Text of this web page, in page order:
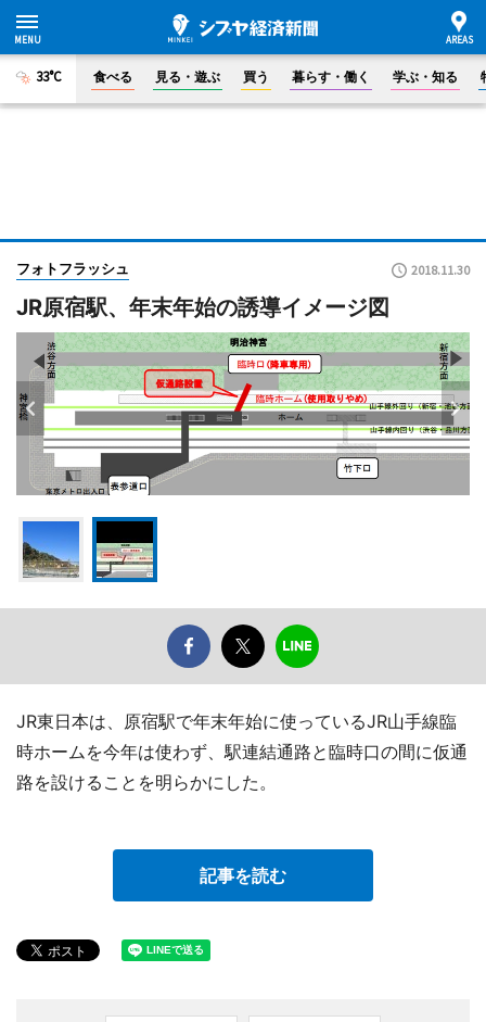
33°C 食べる 見る・遊ぶ 買う 暮らす・働く 学ぶ・知る
フォトフラッシュ 2018.11.30
JR原宿駅、年末年始の誘導イメージ図
JR東日本は、原宿駅で年末年始に使っているJR山手線臨
時ホームを今年は使わず、駅連結通路と臨時口の間に仮通
路を設けることを明らかにした。
記事を読む